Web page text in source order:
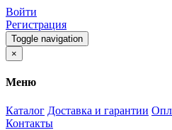
Войти
Регистрация
Toggle navigation
×
Меню
Каталог Доставка и гарантии
Контакты